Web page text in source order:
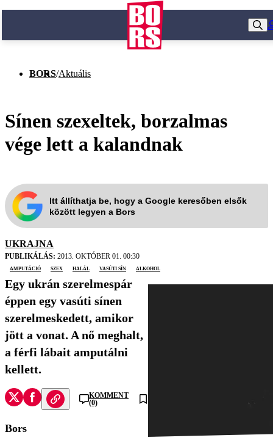
BORS/Aktuális
Sínen szexeltek, borzalmas
vége lett a kalandnak
Itt állíthatja be, hogy a Google keresőben elsők
között legyen a Bors
UKRAJNA
PUBLIKÁLÁS: 2013. OKTÓBER 01. 00:30
amputáció
szex halál vasúti sín alkohol
Egy ukrán szerelmespár
éppen egy vasúti sínen
szerelmeskedett, amikor
jött a vonat. A nő meghalt,
a férfi lábait amputálni
kellett.
KOMMENT
(0)
Bors